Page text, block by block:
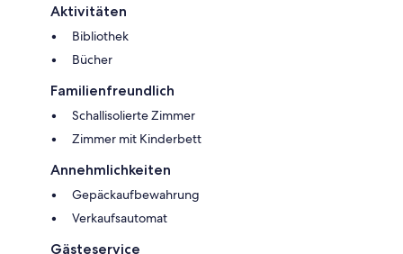
Aktivitäten
Bibliothek
Bücher
Familienfreundlich
Schallisolierte Zimmer
Zimmer mit Kinderbett
Annehmlichkeiten
Gepäckaufbewahrung
Verkaufsautomat
Gästeservice